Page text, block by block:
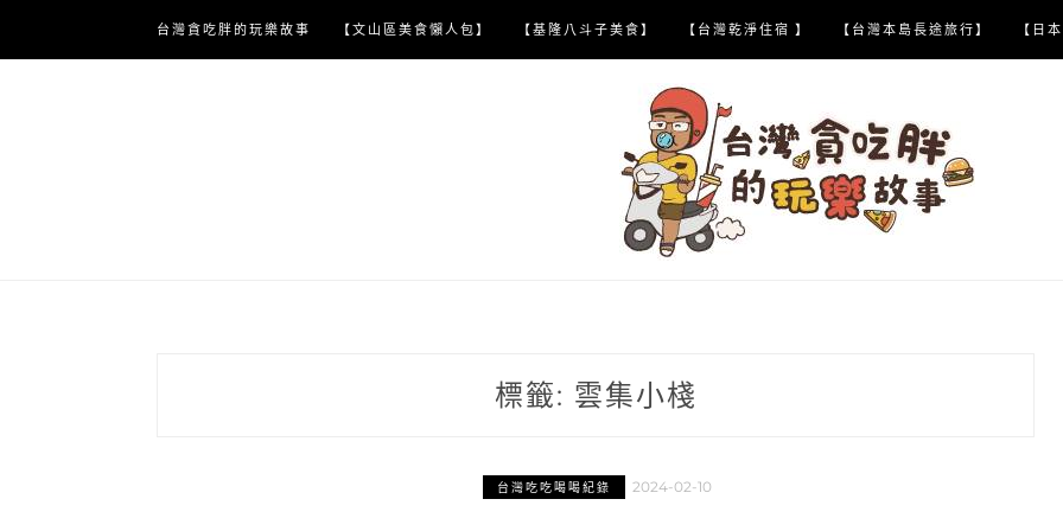
content
台灣貪吃胖的玩樂故事 【文山區美食懶人包】 【基隆八斗子美食】 【台灣乾淨住宿 】 【台灣本島長途旅行】 【日
標籤: 雲集小棧
台灣吃吃喝喝紀錄 2024-02-10